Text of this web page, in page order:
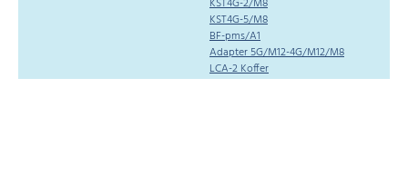
KST4G-2/M8
KST4G-5/M8
BF-pms/A1
Adapter 5G/M12-4G/M12/M8
LCA-2 Koffer